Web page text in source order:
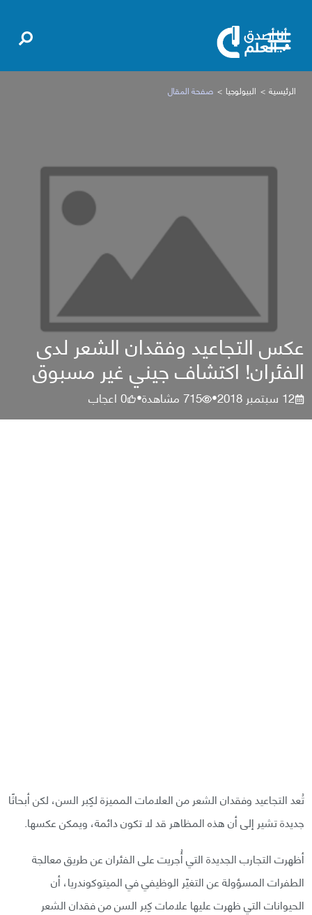
الرئيسية البيولوجيا صفحة المقال
عكس التجاعيد وفقدان الشعر لدى
الفئران! اكتشاف جيني غير مسبوق
12 سبتمبر 2018 •
715 مشاهدة•
0اعجاب
تُعد التجاعيد وفقدان الشعر من العلامات المميزة لكِبر السن، لكن أبحاثًا
جديدة تشير إلى أن هذه المظاهر قد لا تكون دائمة، ويمكن عكسها.
أظهرت التجارب الجديدة التي أُجريت على الفئران عن طريق معالجة
الطفرات المسؤولة عن التغيّر الوظيفي في الميتوكوندريا، أن
الحيوانات التي ظهرت عليها علامات كِبر السن من فقدان الشعر